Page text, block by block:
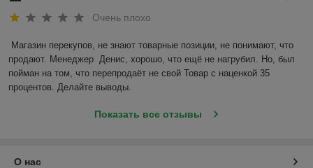
Очень плохо
Магазин перекупов, не знают товарные позиции, не понимают, что
продают. Менеджер  Денис, хорошо, что ещё не нагрубил. Но, был
пойман на том, что перепродаёт не свой Товар с наценкой 35
процентов. Делайте выводы.
Показать все отзывы
О нас